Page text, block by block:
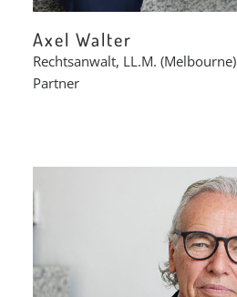
Axel Walter
Rechtsanwalt, LL.M. (Melbourne)
Partner